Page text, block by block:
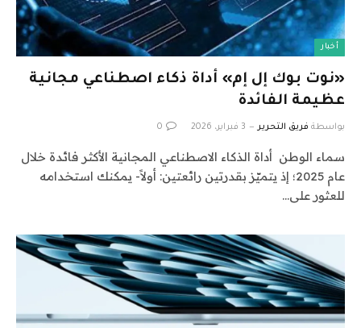
أخبار
«نوت بوك إل إم» أداة ذكاء اصطناعي مجانية
عظيمة الفائدة
بواسطة فريق التحرير 3 فبراير، 2026 0
سماء الوطن أداة الذكاء الاصطناعي المجانية الأكثر فائدة خلال
عام 2025؛ إذ يتميّز بقدرتين رائعتين: أولاً- يمكنك استخدامه
للعثور على…